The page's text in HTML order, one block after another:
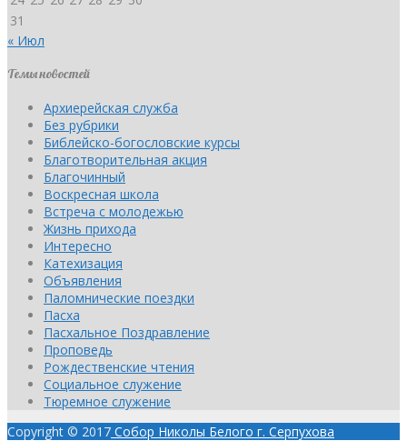
31
« Июл
Темы новостей
Архиерейская служба
Без рубрики
Библейско-богословские курсы
Благотворительная акция
Благочинный
Воскресная школа
Встреча с молодежью
Жизнь прихода
Интересно
Катехизация
Объявления
Паломнические поездки
Пасха
Пасхальное Поздравление
Проповедь
Рождественские чтения
Социальное служение
Тюремное служение
Copyright © 2017 Собор Николы Белого г. Серпухова